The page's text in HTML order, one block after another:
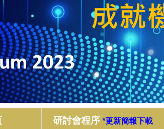
研討會程序 *更新簡報下載